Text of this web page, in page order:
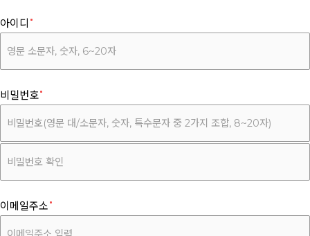
아이디
비밀번호
이메일주소